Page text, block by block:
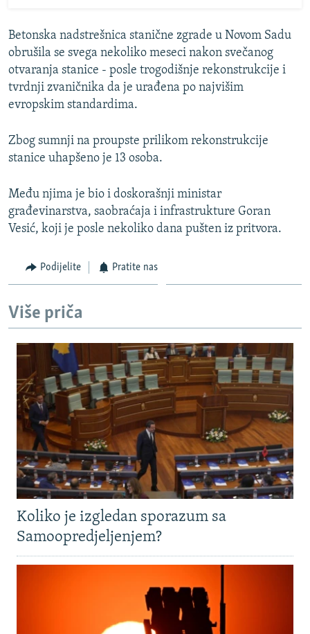
Betonska nadstrešnica stanične zgrade u Novom Sadu
obrušila se svega nekoliko meseci nakon svečanog
otvaranja stanice - posle trogodišnje rekonstrukcije i
tvrdnji zvaničnika da je urađena po najvišim
evropskim standardima.
Zbog sumnji na proupste prilikom rekonstrukcije
stanice uhapšeno je 13 osoba.
Među njima je bio i doskorašnji ministar
građevinarstva, saobraćaja i infrastrukture Goran
Vesić, koji je posle nekoliko dana pušten iz pritvora.
Podijelite Pratite nas
Više priča
Koliko je izgledan sporazum sa
Samoopredjeljenjem?